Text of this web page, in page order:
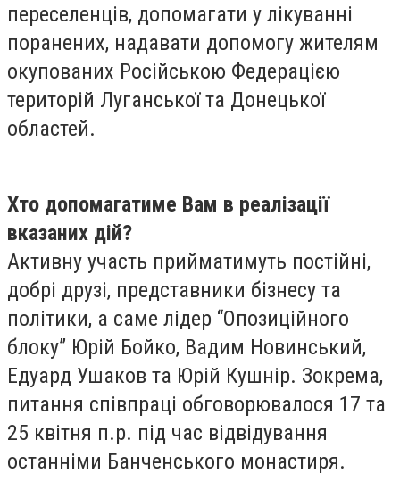
переселенців, допомагати у лікуванні
поранених, надавати допомогу жителям
окупованих Російською Федерацією
територій Луганської та Донецької
областей.
Хто допомагатиме Вам в реалізації
вказаних дій?
Активну участь прийматимуть постійні,
добрі друзі, представники бізнесу та
політики, а саме лідер “Опозиційного
блоку” Юрій Бойко, Вадим Новинський,
Едуард Ушаков та Юрій Кушнір. Зокрема,
питання співпраці обговорювалося 17 та
25 квітня п.р. під час відвідування
останніми Банченського монастиря.